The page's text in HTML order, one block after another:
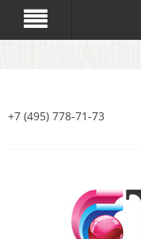
+7 (495) 778-71-73